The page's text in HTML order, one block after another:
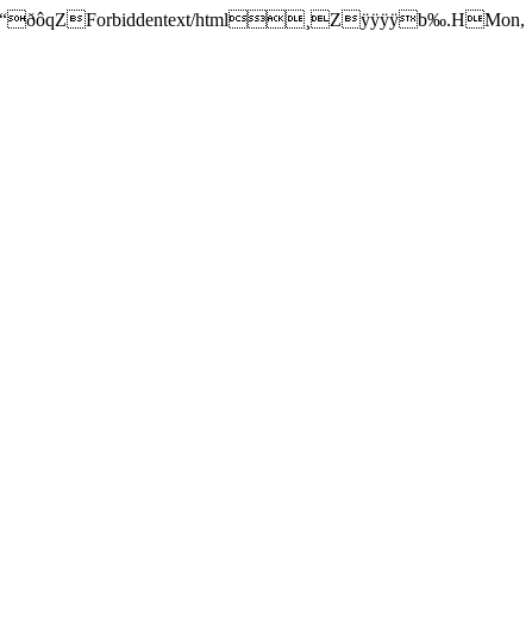
html¸Zÿÿÿÿb‰.HMon,